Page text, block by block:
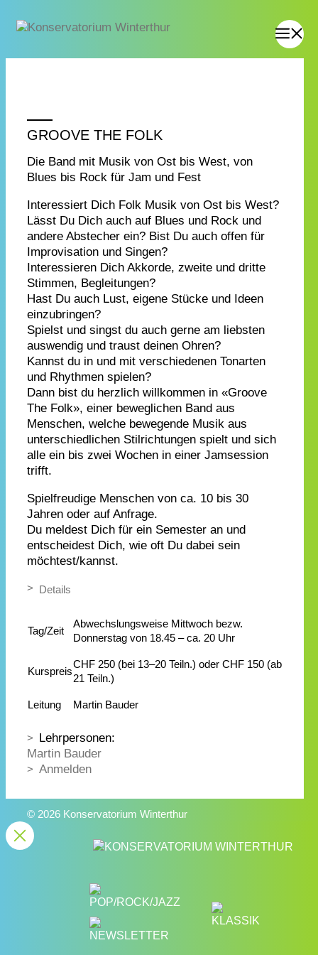
GROOVE THE FOLK
Die Band mit Musik von Ost bis West, von
Blues bis Rock für Jam und Fest
Interessiert Dich Folk Musik von Ost bis West?
Lässt Du Dich auch auf Blues und Rock und
andere Abstecher ein? Bist Du auch offen für
Improvisation und Singen?
Interessieren Dich Akkorde, zweite und dritte
Stimmen, Begleitungen?
Hast Du auch Lust, eigene Stücke und Ideen
einzubringen?
Spielst und singst du auch gerne am liebsten
auswendig und traust deinen Ohren?
Kannst du in und mit verschiedenen Tonarten
und Rhythmen spielen?
Dann bist du herzlich willkommen in «Groove
The Folk», einer beweglichen Band aus
Menschen, welche bewegende Musik aus
unterschiedlichen Stilrichtungen spielt und sich
alle ein bis zwei Wochen in einer Jamsession
trifft.
Spielfreudige Menschen von ca. 10 bis 30
Jahren oder auf Anfrage.
Du meldest Dich für ein Semester an und
entscheidest Dich, wie oft Du dabei sein
möchtest/kannst.
Details
Tag/Zeit
Abwechslungsweise Mittwoch bezw.
Donnerstag von 18.45 – ca. 20 Uhr
Kurspreis
CHF 250 (bei 13–20 Teiln.) oder CHF 150 (ab
21 Teiln.)
Leitung Martin Bauder
Lehrpersonen:
Martin Bauder
Anmelden
© 2026 Konservatorium Winterthur